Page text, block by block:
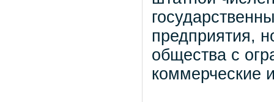
предприятия,
общества с
коммерческие